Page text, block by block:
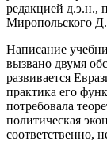
редакцией д.э.н.,
Миропольского
Написание
вызвано двумя
развивается
практика его
потребовала
политическая
соответственно,